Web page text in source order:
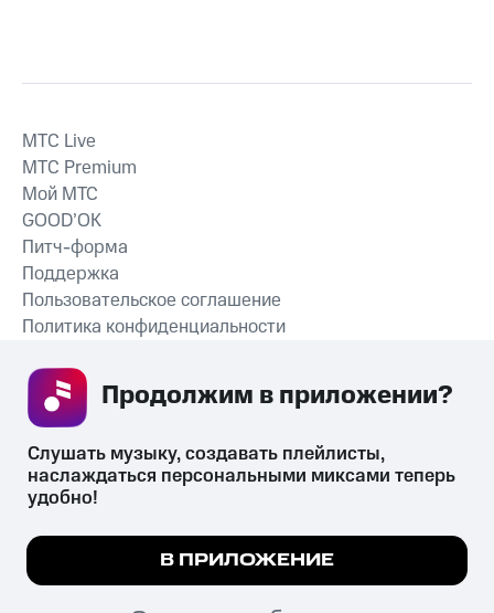
СКАЧАТЬ ПРИЛОЖЕНИЕ
MTС Live
MTС Premium
Мой МТС
GOOD’OK
Питч-форма
Поддержка
Пользовательское соглашение
Политика конфиденциальности
психотропных веществ, их аналогов причиняет вред здоровью,
их незаконный оборот запрещён и влечёт установленную
законодательством ответственность.
© 2026 ООО «КИОН».
Мы используем куки, чтобы на сайте все
Подробнее
Слушать музыку, создавать плейлисты,
наслаждаться персональными миксами теперь
удобно!
В ПРИЛОЖЕНИЕ